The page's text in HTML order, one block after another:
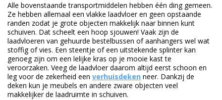
Alle bovenstaande transportmiddelen hebben één ding gemeen.
Ze hebben allemaal een vlakke laadvloer en geen opstaande
randen zodat je grote objecten makkelijk naar binnen kunt
schuiven. Dat scheelt een hoop sjouwen! Vaak zijn de
laadvloeren van gehuurde bestelbussen of aanhangers wel wat
stoffig of vies. Een steentje of een uitstekende splinter kan
genoeg zijn om een lelijke kras op je mooie kast te
veroorzaken. Veeg de laadvloer daarom altijd eerst schoon en
leg voor de zekerheid een verhuisdeken neer. Dankzij de
deken kun je meubels en andere zware objecten veel
makkelijker de laadruimte in schuiven.